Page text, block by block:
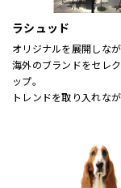
ラシュッド
オリジナルを展開しな
海外のブランドをセレ
ップ。
トレンドを取り入れな